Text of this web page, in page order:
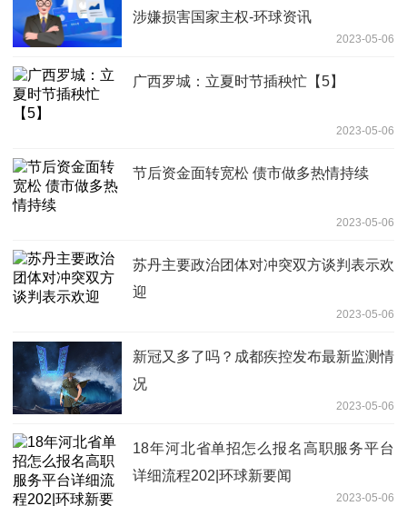
涉嫌损害国家主权-环球资讯
2023-05-06
广西罗城：立夏时节插秧忙【5】
2023-05-06
节后资金面转宽松 债市做多热情持续
2023-05-06
苏丹主要政治团体对冲突双方谈判表示欢
迎
2023-05-06
新冠又多了吗？成都疾控发布最新监测情
况
2023-05-06
18年河北省单招怎么报名高职服务平台
详细流程202|环球新要闻
2023-05-06